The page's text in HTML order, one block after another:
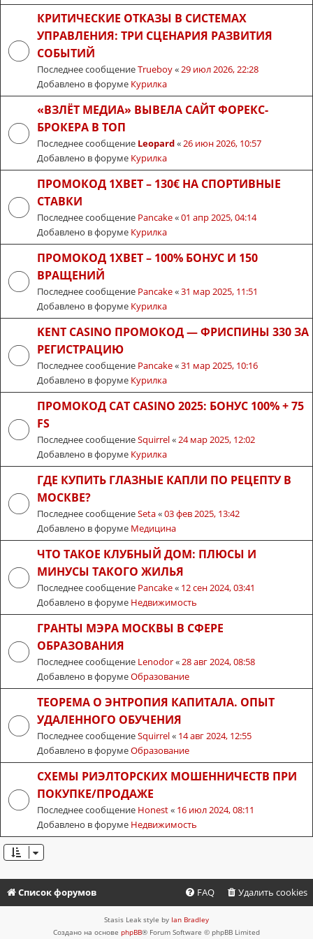
КРИТИЧЕСКИЕ ОТКАЗЫ В СИСТЕМАХ
УПРАВЛЕНИЯ: ТРИ СЦЕНАРИЯ РАЗВИТИЯ
СОБЫТИЙ
Последнее сообщениеTrueboy«29 июл 2026, 22:28
Добавлено в форуме Курилка
«ВЗЛЁТ МЕДИА» ВЫВЕЛА САЙТ ФОРЕКС-
БРОКЕРА В ТОП
Последнее сообщение Leopard«26 июн 2026, 10:57
Добавлено в форуме Курилка
ПРОМОКОД 1XBET – 130€ НА СПОРТИВНЫЕ
СТАВКИ
Последнее сообщение Pancake«01 апр 2025, 04:14
Добавлено в форуме Курилка
ПРОМОКОД 1XBET – 100% БОНУС И 150
ВРАЩЕНИЙ
Последнее сообщение Pancake«31 мар 2025, 11:51
Добавлено в форуме Курилка
KENT CASINO ПРОМОКОД — ФРИСПИНЫ 330 ЗА
РЕГИСТРАЦИЮ
Последнее сообщение Pancake«31 мар 2025, 10:16
Добавлено в форуме Курилка
ПРОМОКОД CAT CASINO 2025: БОНУС 100% + 75
FS
Последнее сообщениеSquirrel«24 мар 2025, 12:02
Добавлено в форуме Курилка
ГДЕ КУПИТЬ ГЛАЗНЫЕ КАПЛИ ПО РЕЦЕПТУ В
МОСКВЕ?
Последнее сообщениеSeta«03 фев 2025, 13:42
Добавлено в форуме Медицина
ЧТО ТАКОЕ КЛУБНЫЙ ДОМ: ПЛЮСЫ И
МИНУСЫ ТАКОГО ЖИЛЬЯ
Последнее сообщение Pancake« 12 сен 2024, 03:41
Добавлено в форуме Недвижимость
ГРАНТЫ МЭРА МОСКВЫ В СФЕРЕ
ОБРАЗОВАНИЯ
Последнее сообщение Lenodor«28 авг 2024, 08:58
Добавлено в форумеОбразование
ТЕОРЕМА О ЭНТРОПИЯ КАПИТАЛА. ОПЫТ
УДАЛЕННОГО ОБУЧЕНИЯ
Последнее сообщениеSquirrel« 14 авг 2024, 12:55
Добавлено в форумеОбразование
СХЕМЫ РИЭЛТОРСКИХ МОШЕННИЧЕСТВ ПРИ
ПОКУПКЕ/ПРОДАЖЕ
Последнее сообщение Honest« 16 июл 2024, 08:11
Добавлено в форуме Недвижимость
Список форумов Удалить cookies
FAQ
Stasis Leak style by Ian Bradley
Создано на основе phpBB® Forum Software © phpBB Limited